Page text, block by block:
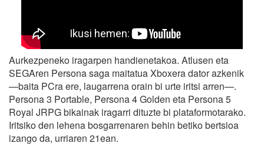
Aurkezpeneko iragarpen handienetakoa. Atlusen eta
SEGAren Persona saga maitatua Xboxera dator azkenik
—baita PCra ere, laugarrena orain bi urte iritsi arren—.
Persona 3 Portable, Persona 4 Golden eta Persona 5
Royal JRPG bikainak iragarri dituzte bi plataformotarako.
Iritsiko den lehena bosgarrenaren behin betiko bertsioa
izango da, urriaren 21ean.